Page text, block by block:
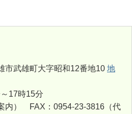
武雄町大字昭和12番地10 地
17時15分
内） FAX：0954-23-3816（代